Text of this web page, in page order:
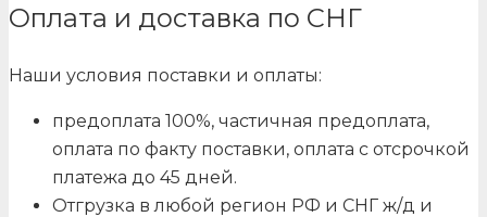
Оплата и доставка по СНГ
Наши условия поставки и оплаты:
предоплата 100%, частичная предоплата,
оплата по факту поставки, оплата с отсрочкой
платежа до 45 дней.
Отгрузка в любой регион РФ и СНГ ж/д и